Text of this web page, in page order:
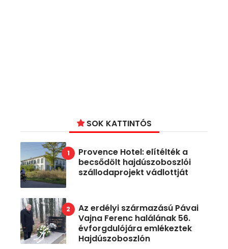
SOK KATTINTÓS
Provence Hotel: elítélték a
becsődölt hajdúszoboszlói
szállodaprojekt vádlottját
Az erdélyi származású Pávai
Vajna Ferenc halálának 56.
évforgdulójára emlékeztek
Hajdúszoboszlón